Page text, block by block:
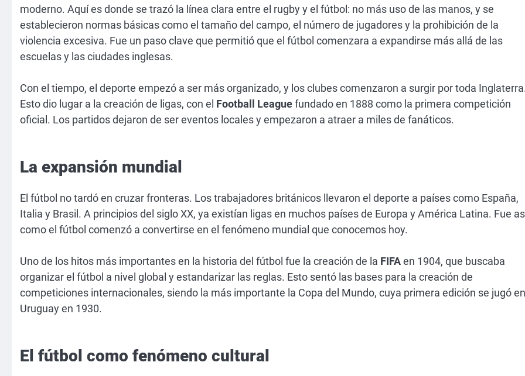
moderno. Aquí es donde se trazó la línea clara entre el rugby y el fútbol: no más uso de las manos, y se
establecieron normas básicas como el tamaño del campo, el número de jugadores y la prohibición de la
violencia excesiva. Fue un paso clave que permitió que el fútbol comenzara a expandirse más allá de las
escuelas y las ciudades inglesas.
Con el tiempo, el deporte empezó a ser más organizado, y los clubes comenzaron a surgir por toda
Esto dio lugar a la creación de ligas, con el Football Leaguefundado en 1888 como la primera competición
oficial. Los partidos dejaron de ser eventos locales y empezaron a atraer a miles de fanáticos.
La expansión mundial
El fútbol no tardó en cruzar fronteras. Los trabajadores británicos llevaron el deporte a países como España,
Italia y Brasil. A principios del siglo XX, ya existían ligas en muchos países de Europa y América Latina. Fue
como el fútbol comenzó a convertirse en el fenómeno mundial que conocemos hoy.
Uno de los hitos más importantes en la historia del fútbol fue la creación de la FIFAen 1904, que buscaba
organizar el fútbol a nivel global y estandarizar las reglas. Esto sentó las bases para la creación de
competiciones internacionales, siendo la más importante la Copa del Mundo, cuya primera edición se jugó en
Uruguay en 1930.
El fútbol como fenómeno cultural